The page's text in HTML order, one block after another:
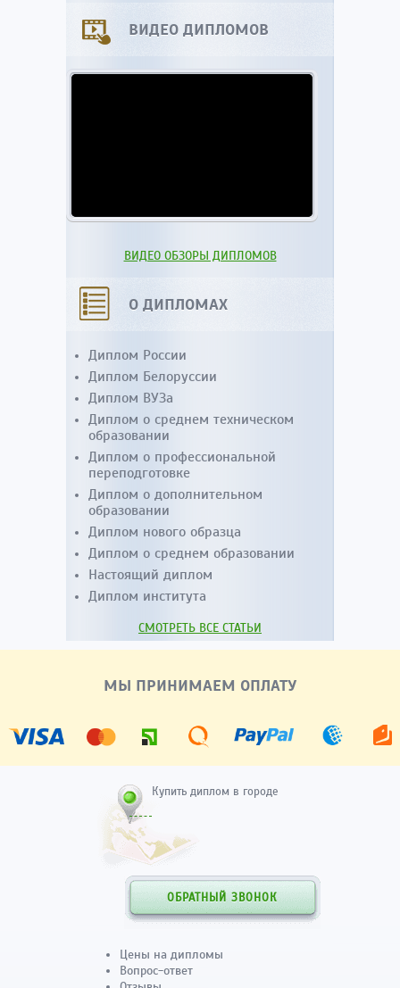
ВИДЕО ДИПЛОМОВ
ВИДЕО ОБЗОРЫ ДИПЛОМОВ
О ДИПЛОМАХ
Диплом России
Диплом Белоруссии
Диплом ВУЗа
Диплом о среднем техническом
образовании
Диплом о профессиональной
переподготовке
Диплом о дополнительном
образовании
Диплом нового образца
Диплом о среднем образовании
Настоящий диплом
Диплом института
СМОТРЕТЬ ВСЕ СТАТЬИ
МЫ ПРИНИМАЕМ ОПЛАТУ
Купить диплом в городе
ОБРАТНЫЙ ЗВОНОК
Цены на дипломы
Вопрос-ответ